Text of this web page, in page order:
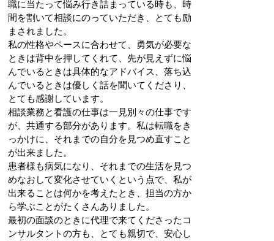
職に当たって悩み行き詰まっている時も、時
間を割いて相談にのっていただき、とても励
まされました。
私の性格やペースに合わせて、勇気が必要な
ときは背中を押してくれて、先が見えずに悩
んでいるときは具体的なアドバイス、落ち込
んでいるときは優しく話を聞いてくださり、
とても感謝しています。
相談業務と看護の仕事は一見別々の仕事です
が、共通する部分があります。私は転職をき
っかけに、それまでの自分を見つめ直すこと
が出来ました。
患者様も病気になり、それまでの生活を見つ
めなおして変化させていくという点で、私が
出来ることは何かを考えたとき、担当の方か
ら学ぶことがたくさんありました。
最初の面談のときに代理で来てくださったコ
ンサルタントの方も、とても親切で、安心し